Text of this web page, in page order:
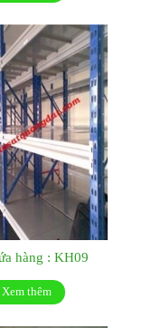
hàng : KH09
Xem thêm